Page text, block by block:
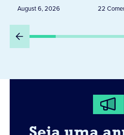
Peru
August 6, 2026 22